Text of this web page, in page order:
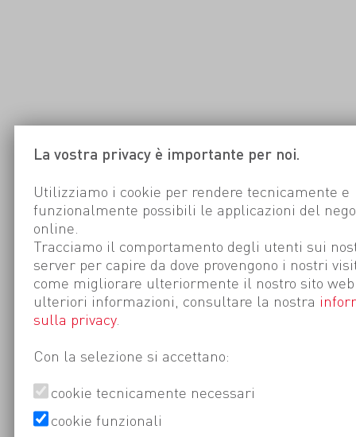
La vostra privacy è importante per noi.
Utilizziamo i cookie per rendere tecnicamente e
funzionalmente possibili le applicazioni del
online.
Tracciamo il comportamento degli utenti sui
server per capire da dove provengono i nostri
come migliorare ulteriormente il nostro sito
ulteriori informazioni, consultare la nostra
sulla privacy.
Con la selezione si accettano:
cookie tecnicamente necessari
cookie funzionali